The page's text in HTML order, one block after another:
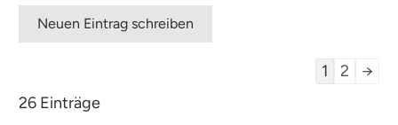
Navigation
1 2
→
26 Einträge